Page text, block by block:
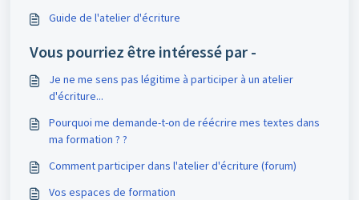
Guide de l'atelier d'écriture
Vous pourriez être intéressé par -
Je ne me sens pas légitime à participer à un atelier
d'écriture...
Pourquoi me demande-t-on de réécrire mes textes dans
ma formation ? ?
Comment participer dans l'atelier d'écriture (forum)
Vos espaces de formation